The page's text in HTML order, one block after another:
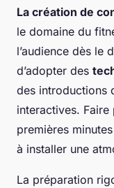
La création de
le domaine du
l’audience dès le
d’adopter des
des introductions
interactives.
premières
à installer une
La préparation